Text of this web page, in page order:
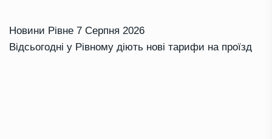
Новини Рівне 7 Серпня 2026
Відсьогодні у Рівному діють нові тарифи на проїзд